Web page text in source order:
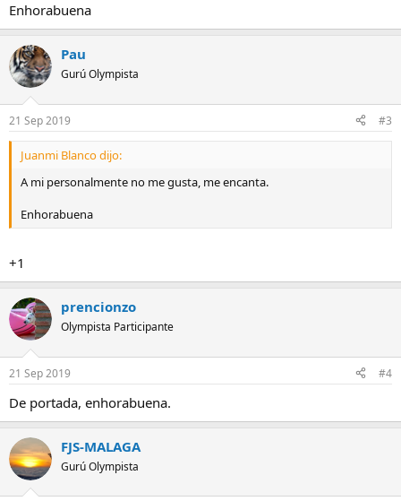
Enhorabuena
Pau
Gurú Olympista
21 Sep 2019 #3
Juanmi Blanco dijo:
A mi personalmente no me gusta, me encanta.
Enhorabuena
+1
prencionzo
Olympista Participante
21 Sep 2019 #4
De portada, enhorabuena.
FJS-MALAGA
Gurú Olympista